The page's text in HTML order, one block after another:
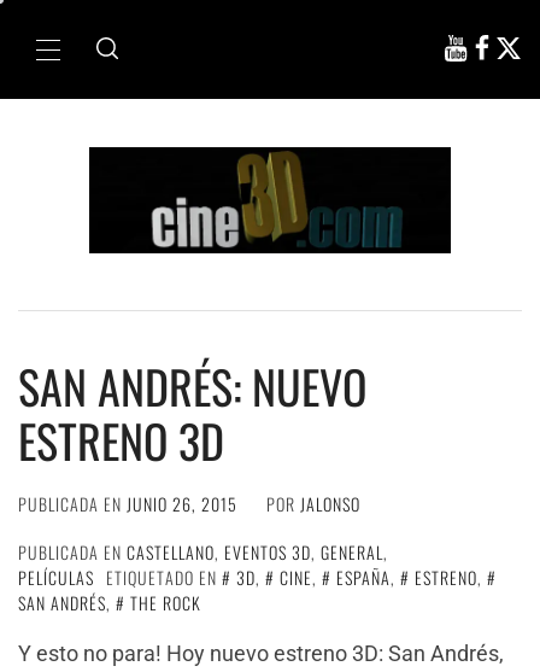
Menú
SAN ANDRÉS: NUEVO
ESTRENO 3D
PUBLICADA EN JUNIO 26, 2015 POR JALONSO
PUBLICADA EN CASTELLANO, EVENTOS 3D, GENERAL,
PELÍCULAS ETIQUETADO EN 3D, CINE, ESPAÑA, ESTRENO,
SAN ANDRÉS,
THE ROCK
Y esto no para! Hoy nuevo estreno 3D: San Andrés,